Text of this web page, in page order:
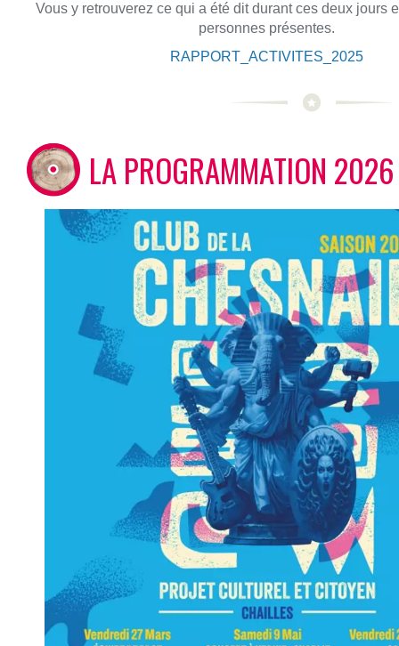
Vous y retrouverez ce qui a été dit durant ces deux jours
personnes présentes.
RAPPORT_ACTIVITES_2025
LA PROGRAMMATION 2026